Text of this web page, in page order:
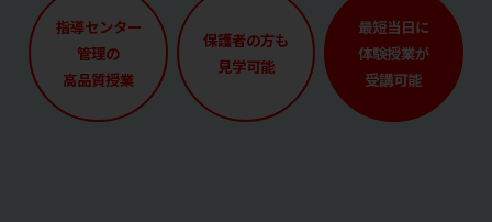
指導センター
管理の
高品質授業
保護者の方も
見学可能
最短当日に
体験授業が
受講可能